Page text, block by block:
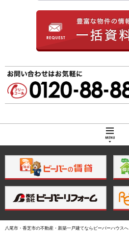
トップページ
大阪の一戸建てを探す
八尾市の一戸建て
藤井寺市の一戸建て
八尾市・香芝市の不動産・新築一戸建てならビーバーハウスへ